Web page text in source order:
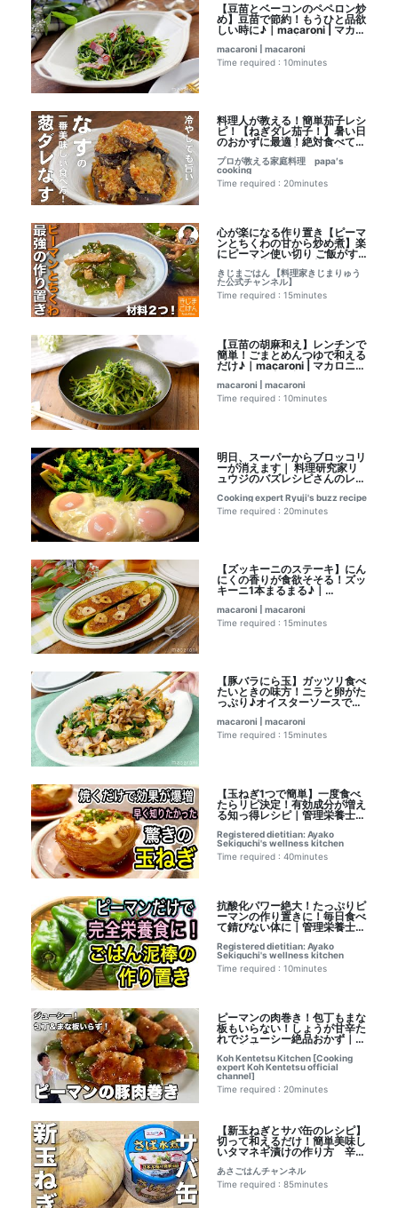
【豆苗とベーコンのペペロン炒
め】豆苗で節約！もうひと品欲
しい時に♪｜macaroni | マカロ
ニさんのレシピ書き起こし
macaroni | macaroni
Time required : 10minutes
料理人が教える！簡単茄子レシ
ピ！【ねぎダレ茄子！】暑い日
のおかずに最適！絶対食べてほ
菜！｜プロが教える家庭料理
papa′s cookingさんのレシピ
書き起こし
プロが教える家庭料理 papa′s
cooking
Time required : 20minutes
心が楽になる作り置き【ピーマ
ンとちくわの甘から炒め煮】楽
にピーマン使い切り ご飯がす
まごはん 【料理家きじまりゅ
うた公式チャンネル】さんのレ
シピ書き起こし
きじまごはん 【料理家きじまりゅう
た公式チャンネル】
Time required : 15minutes
【豆苗の胡麻和え】レンチンで
簡単！ごまとめんつゆで和える
だけ♪｜macaroni | マカロニさ
macaroni | macaroni
Time required : 10minutes
明日、スーパーからブロッコリ
ーが消えます｜ 料理研究家リ
ュウジのバズレシピさんのレシ
Cooking expert Ryuji's buzz recipe
Time required : 20minutes
【ズッキーニのステーキ】にん
にくの香りが食欲そそる！ズッ
キーニ1本まるまる♪｜
レシピ書き起こし
macaroni | macaroni
Time required : 15minutes
【豚バラにら玉】ガッツリ食べ
たいときの味方！ニラと卵がた
っぷり♪オイスターソースでこ
さんのレシピ書き起こし
macaroni | macaroni
Time required : 15minutes
【玉ねぎ1つで簡単】一度食べ
たらリピ決定！有効成分が増え
る知っ得レシピ｜管理栄養士:
関口絢子のウェルネスキッチン
さんのレシピ書き起こし
Registered dietitian: Ayako
Sekiguchi's wellness kitchen
Time required : 40minutes
抗酸化パワー絶大！たっぷりピ
ーマンの作り置きに！毎日食べ
て錆びない体に｜管理栄養士:
さんのレシピ書き起こし
Registered dietitian: Ayako
Sekiguchi's wellness kitchen
Time required : 10minutes
ピーマンの肉巻き！包丁もまな
板もいらない！しょうが甘辛た
れでジューシー絶品おかず｜料
シピ書き起こし
Koh Kentetsu Kitchen [Cooking
expert Koh Kentetsu official
channel]
Time required : 20minutes
【新玉ねぎとサバ缶のレシピ】
切って和えるだけ！簡単美味し
いタマネギ漬けの作り方 辛味
を抑えて栄養を逃さない！子供
にも大人気な副菜レシピ｜あさ
ごはんチャンネルさんのレシピ
書き起こし
あさごはんチャンネル
Time required : 85minutes